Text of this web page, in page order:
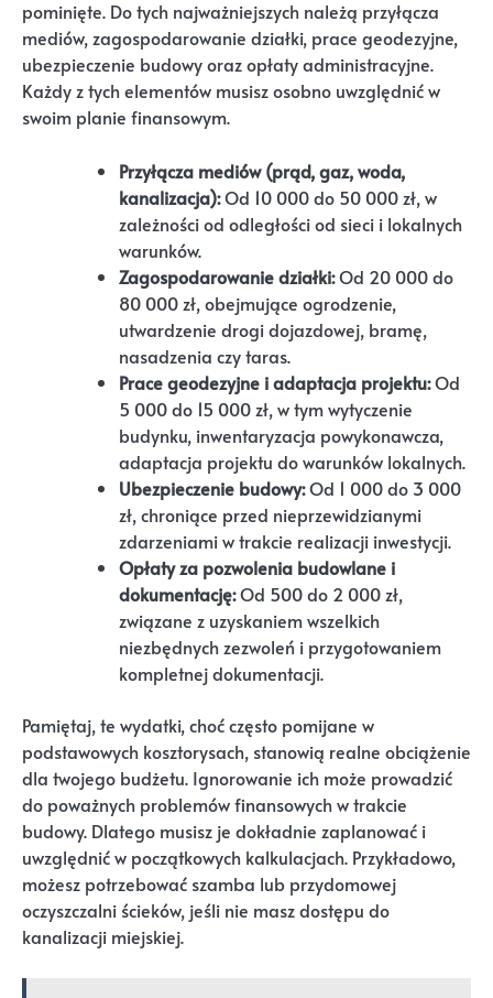
pominięte. Do tych najważniejszych należą przyłącza
mediów, zagospodarowanie działki, prace geodezyjne,
ubezpieczenie budowy oraz opłaty administracyjne.
Każdy z tych elementów musisz osobno uwzględnić w
swoim planie finansowym.
Przyłącza mediów (prąd, gaz, woda,
kanalizacja):Od 10 000 do 50 000 zł, w
zależności od odległości od sieci i lokalnych
warunków.
Zagospodarowanie działki:Od 20 000 do
80 000 zł, obejmujące ogrodzenie,
utwardzenie drogi dojazdowej, bramę,
nasadzenia czy taras.
Prace geodezyjne i adaptacja projektu:Od
5 000 do 15 000 zł, w tym wytyczenie
budynku, inwentaryzacja powykonawcza,
adaptacja projektu do warunków lokalnych.
Ubezpieczenie budowy:Od 1 000 do 3 000
zł, chroniące przed nieprzewidzianymi
zdarzeniami w trakcie realizacji inwestycji.
Opłaty za pozwolenia budowlane i
dokumentację:Od 500 do 2 000 zł,
związane z uzyskaniem wszelkich
niezbędnych zezwoleń i przygotowaniem
kompletnej dokumentacji.
Pamiętaj, te wydatki, choć często pomijane w
podstawowych kosztorysach, stanowią realne obciążenie
dla twojego budżetu. Ignorowanie ich może prowadzić
do poważnych problemów finansowych w trakcie
budowy. Dlatego musisz je dokładnie zaplanować i
uwzględnić w początkowych kalkulacjach. Przykładowo,
możesz potrzebować szamba lub przydomowej
oczyszczalni ścieków, jeśli nie masz dostępu do
kanalizacji miejskiej.